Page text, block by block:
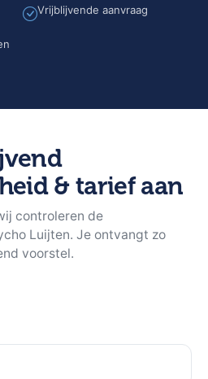
Vrijblijvende aanvraag
& tarief aan
controleren de
Luijten. Je ontvangt zo
voorstel.